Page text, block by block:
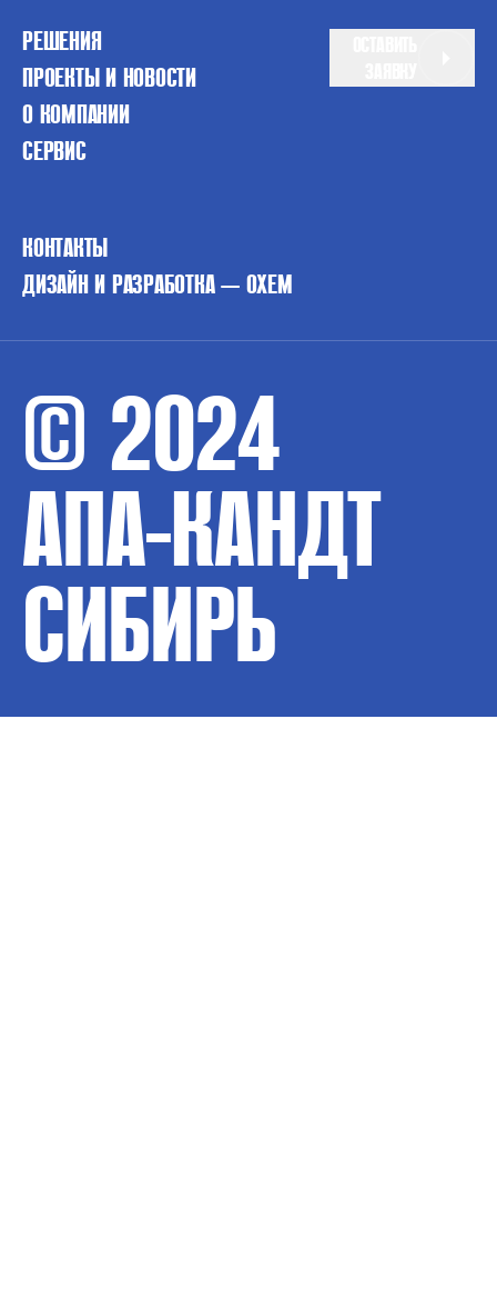
РЕШЕНИЯ
ПРОЕКТЫ И НОВОСТИ
О КОМПАНИИ
СЕРВИС
КОНТАКТЫ
ДИЗАЙН И РАЗРАБОТКА — OXEM
© 2024
АПА-КАНДТ
СИБИРЬ